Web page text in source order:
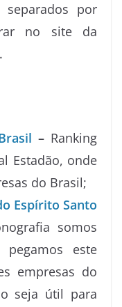
separados por
no site da
– Ranking
Estadão, onde
do Brasil;
Espírito Santo
somos
este
empresas do
seja útil para